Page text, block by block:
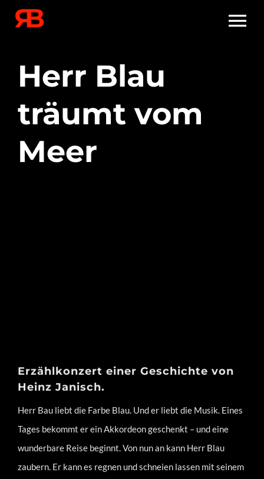
Inhalt
Herr Blau
träumt vom
Meer
Erzählkonzert einer Geschichte von
Heinz Janisch.
Herr Bau liebt die Farbe Blau. Und er liebt die Musik. Eines
Tages bekommt er ein Akkordeon geschenkt – und eine
wunderbare Reise beginnt. Von nun an kann Herr Blau
zaubern. Er kann es regnen und schneien lassen mit seinem